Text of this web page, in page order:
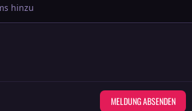
hinzu
MELDUNG ABSENDEN